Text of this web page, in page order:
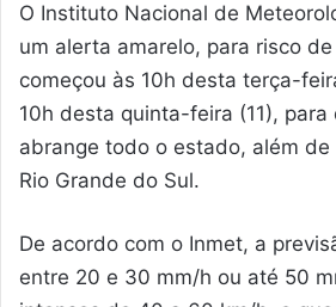
O Instituto Nacional de
um alerta amarelo, para risco
começou às 10h desta terça-
10h desta quinta-feira (11), para
abrange todo o estado, além de
Rio Grande do Sul.
De acordo com o Inmet, a
entre 20 e 30 mm/h ou até 50